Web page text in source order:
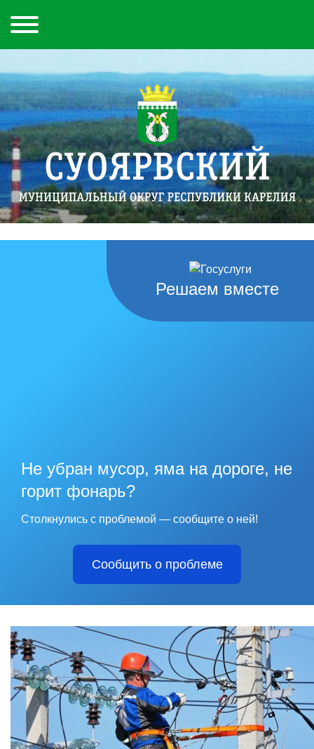
Решаем вместе
Не убран мусор, яма на дороге, не
горит фонарь?
Столкнулись с проблемой — сообщите о ней!
Сообщить о проблеме